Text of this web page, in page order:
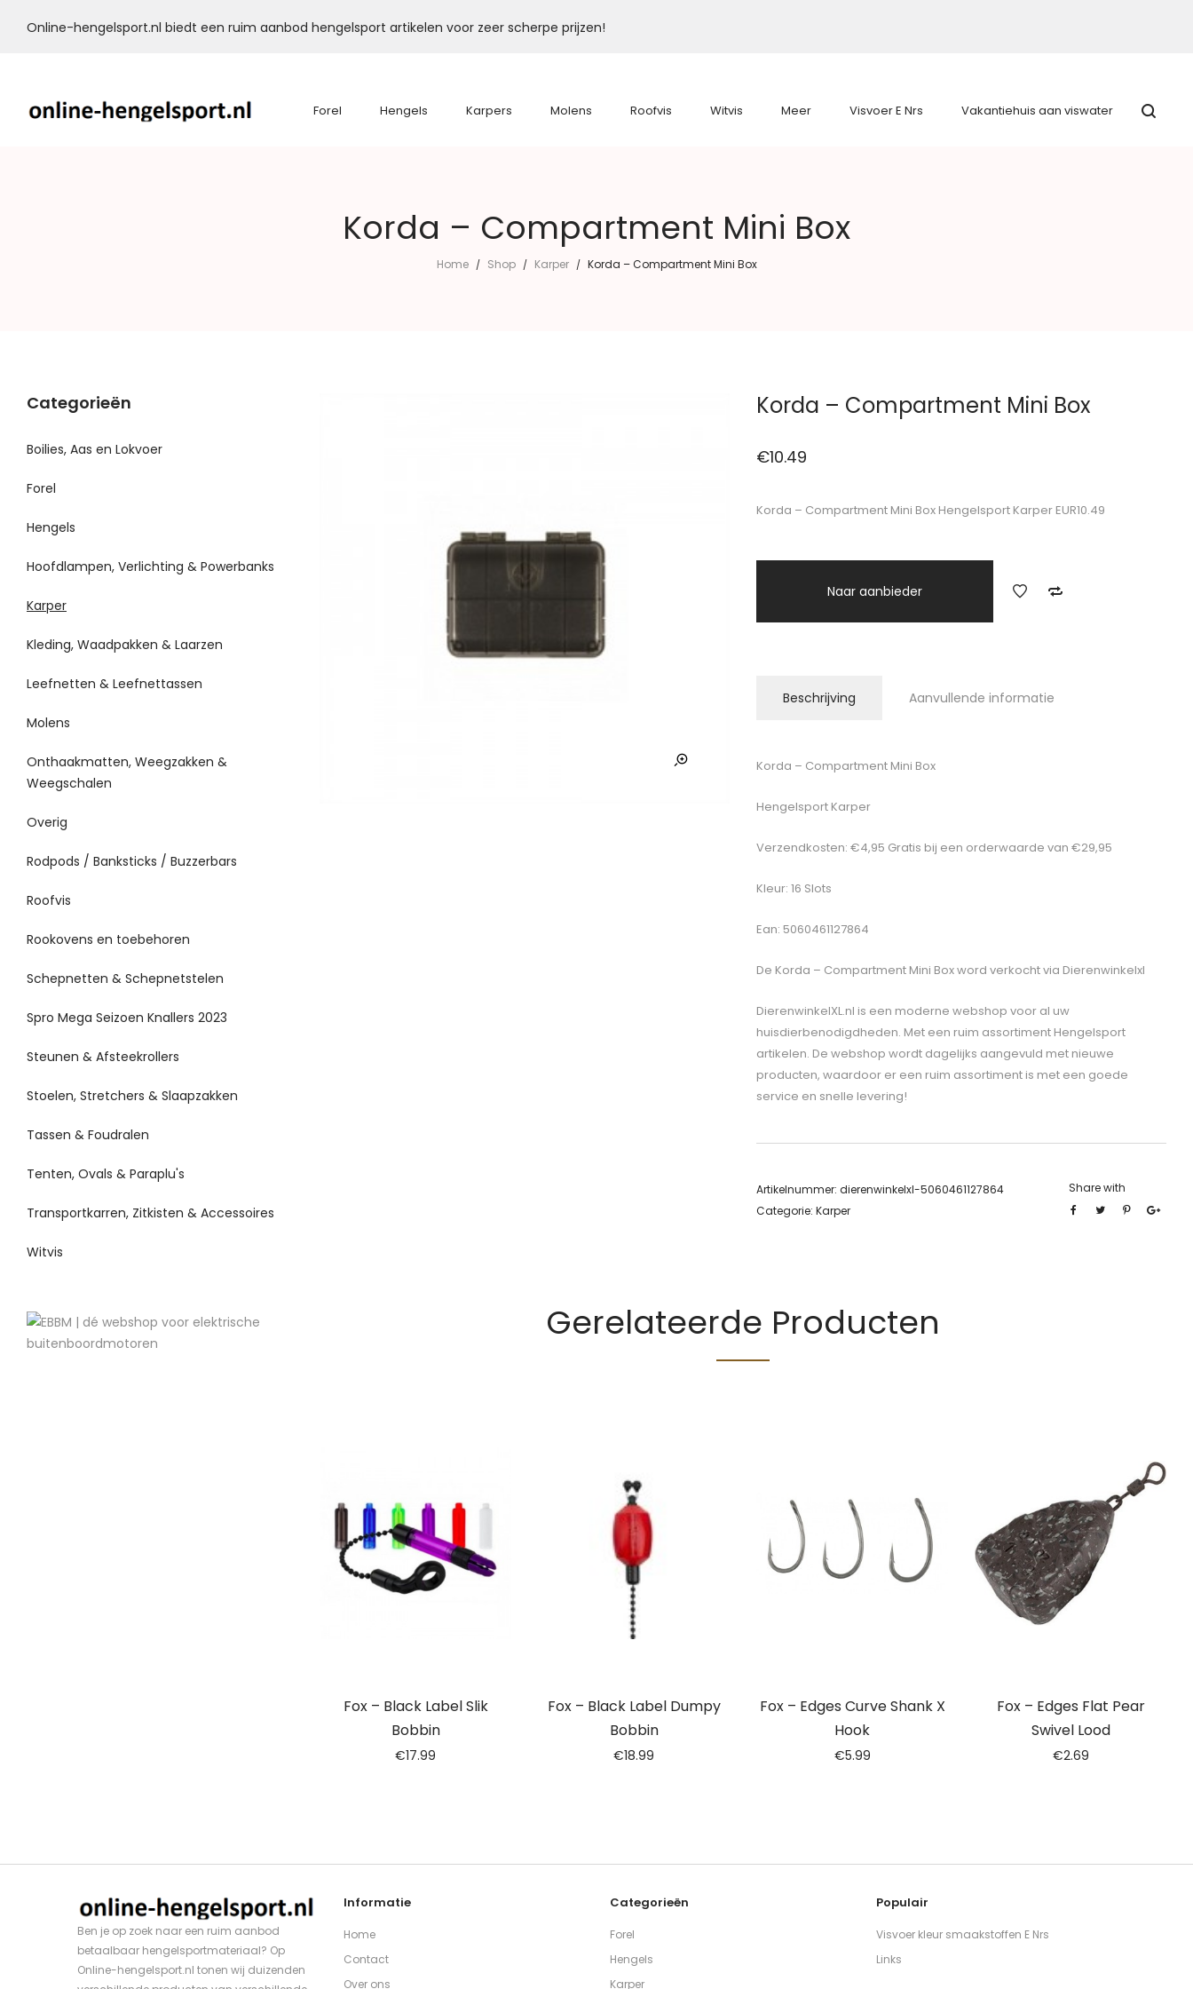
Online-hengelsport.nl biedt een ruim aanbod hengelsport artikelen voor zeer scherpe prijzen!
Forel Hengels Karpers Molens Roofvis Witvis Meer Visvoer E Nrs Vakantiehuis aan viswater
Korda – Compartment Mini Box
Home / Shop / Karper / Korda – Compartment Mini Box
Korda – Compartment Mini Box
€10.49
Korda – Compartment Mini Box Hengelsport Karper EUR10.49
Naar aanbieder
Beschrijving Aanvullende informatie
Korda – Compartment Mini Box
Hengelsport Karper
Verzendkosten: €4,95 Gratis bij een orderwaarde van €29,95
Kleur: 16 Slots
Ean: 5060461127864
De Korda – Compartment Mini Boxword verkocht via Dierenwinkelxl
DierenwinkelXL.nl is een moderne webshop voor al uw
huisdierbenodigdheden. Met een ruim assortiment Hengelsport
artikelen. De webshop wordt dagelijks aangevuld met nieuwe
producten, waardoor er een ruim assortiment is met een goede
service en snelle levering!
Artikelnummer: dierenwinkelxl-5060461127864
Categorie: Karper
Share with
Gerelateerde Producten
Fox – Black Label Slik
Bobbin
€17.99
Fox – Black Label Dumpy
Bobbin
€18.99
Fox – Edges Curve Shank X
Hook
€5.99
Fox – Edges Flat Pear
Swivel Lood
€2.69
Categorieën
Boilies, Aas en Lokvoer
Forel
Hengels
Hoofdlampen, Verlichting & Powerbanks
Karper
Kleding, Waadpakken & Laarzen
Leefnetten & Leefnettassen
Molens
Onthaakmatten, Weegzakken &
Weegschalen
Overig
Rodpods / Banksticks / Buzzerbars
Roofvis
Rookovens en toebehoren
Schepnetten & Schepnetstelen
Spro Mega Seizoen Knallers 2023
Steunen & Afsteekrollers
Stoelen, Stretchers & Slaapzakken
Tassen & Foudralen
Tenten, Ovals & Paraplu's
Transportkarren, Zitkisten & Accessoires
Witvis
Ben je op zoek naar een ruim aanbod
betaalbaar hengelsportmateriaal? Op
Online-hengelsport.nl tonen wij duizenden
Informatie
Home
Contact
Over ons
Categorieën
Forel
Hengels
Karper
Populair
Visvoer kleur smaakstoffen E Nrs
Links